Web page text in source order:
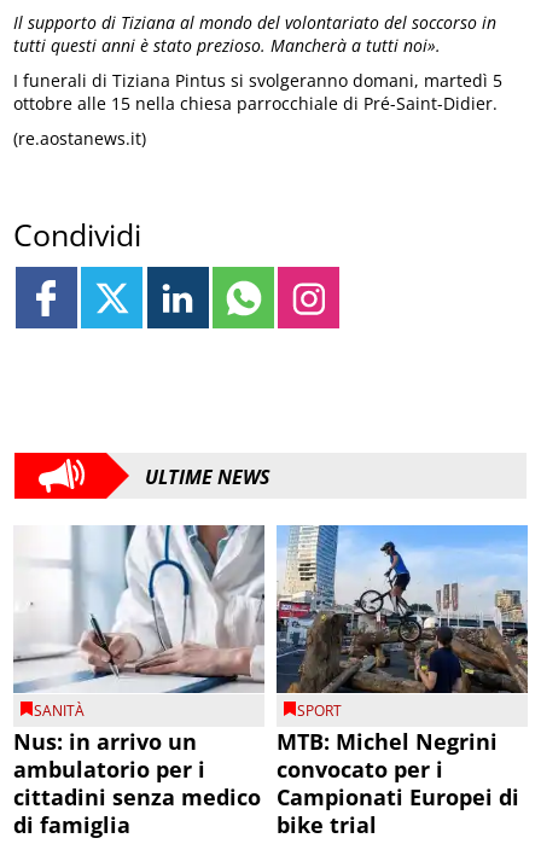
Il supporto di Tiziana al mondo del volontariato del soccorso in
tutti questi anni è stato prezioso. Mancherà a tutti noi».
I funerali di Tiziana Pintus si svolgeranno domani, martedì 5
ottobre alle 15 nella chiesa parrocchiale di Pré-Saint-Didier.
(re.aostanews.it)
Condividi
ULTIME NEWS
SANITÀ
Nus: in arrivo un
ambulatorio per i
cittadini senza medico
di famiglia
SPORT
MTB: Michel Negrini
convocato per i
Campionati Europei di
bike trial